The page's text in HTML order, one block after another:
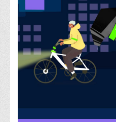
З організації виховної
студентів
Технічних засобів навчання
Редакційно-видавничий
Центри
Ресурсний центр зі сталого